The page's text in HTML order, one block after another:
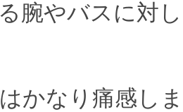
腕やバスに対
かなり痛感し